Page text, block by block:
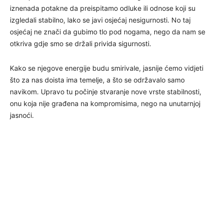
iznenada potakne da preispitamo odluke ili odnose koji su
izgledali stabilno, lako se javi osjećaj nesigurnosti. No taj
osjećaj ne znači da gubimo tlo pod nogama, nego da nam se
otkriva gdje smo se držali privida sigurnosti.
Kako se njegove energije budu smirivale, jasnije ćemo vidjeti
što za nas doista ima temelje, a što se održavalo samo
navikom. Upravo tu počinje stvaranje nove vrste stabilnosti,
onu koja nije građena na kompromisima, nego na unutarnjoj
jasnoći.